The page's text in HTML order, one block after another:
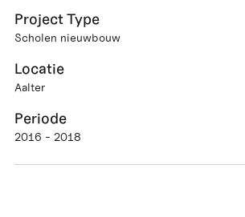
Project Type
Scholen nieuwbouw
Locatie
Aalter
Periode
2016 - 2018